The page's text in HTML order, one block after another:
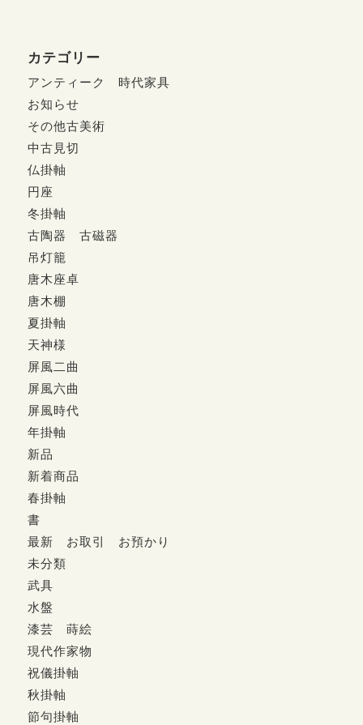
カテゴリー
アンティーク 時代家具
お知らせ
その他古美術
中古見切
仏掛軸
円座
冬掛軸
古陶器 古磁器
吊灯籠
唐木座卓
唐木棚
夏掛軸
天神様
屏風二曲
屏風六曲
屏風時代
年掛軸
新品
新着商品
春掛軸
書
最新 お取引 お預かり
未分類
武具
水盤
漆芸 蒔絵
現代作家物
祝儀掛軸
秋掛軸
節句掛軸